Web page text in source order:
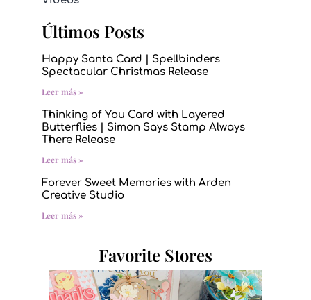
Últimos Posts
Happy Santa Card | Spellbinders
Spectacular Christmas Release
Leer más »
Thinking of You Card with Layered
Butterflies | Simon Says Stamp Always
There Release
Leer más »
Forever Sweet Memories with Arden
Creative Studio
Leer más »
Favorite Stores